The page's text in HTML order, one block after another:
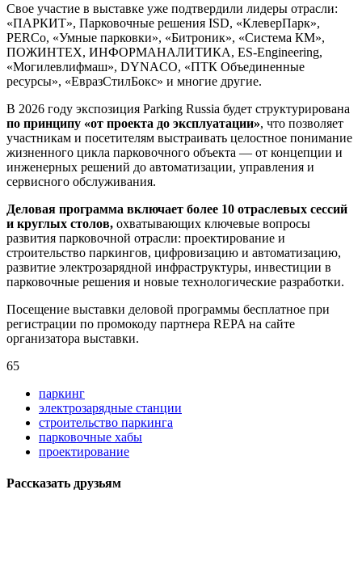
Свое участие в выставке уже подтвердили лидеры отрасли:
«ПАРКИТ», Парковочные решения ISD, «КлеверПарк»,
PERCо, «Умные парковки», «Битроник», «Система КМ»,
ПОЖИНТЕХ, ИНФОРМАНАЛИТИКА, ES-Engineering,
«Могилевлифмаш», DYNACO, «ПТК Объединенные
ресурсы», «ЕвразСтилБокс» и многие другие.
В 2026 году экспозиция Parking Russia будет структурирована
по принципу «от проекта до эксплуатации», что позволяет
участникам и посетителям выстраивать целостное понимание
жизненного цикла парковочного объекта — от концепции и
инженерных решений до автоматизации, управления и
сервисного обслуживания.
Деловая программа включает более 10 отраслевых сессий
и круглых столов, охватывающих ключевые вопросы
развития парковочной отрасли: проектирование и
строительство паркингов, цифровизацию и автоматизацию,
развитие электрозарядной инфраструктуры, инвестиции в
парковочные решения и новые технологические разработки.
Посещение выставки деловой программы бесплатное при
регистрации по промокоду партнера REPA на сайте
организатора выставки.
65
паркинг
электрозарядные станции
строительство паркинга
парковочные хабы
проектирование
Рассказать друзьям